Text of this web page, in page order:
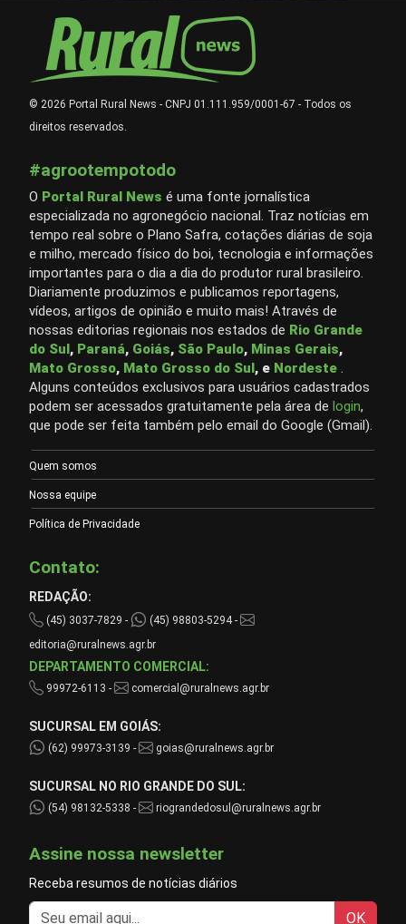
© 2026 Portal Rural News - CNPJ 01.111.959/0001-67 - Todos os
direitos reservados.
#agrootempotodo
O Portal Rural News é uma fonte jornalística
especializada no agronegócio nacional. Traz notícias em
tempo real sobre o Plano Safra, cotações diárias de soja
e milho, mercado físico do boi, tecnologia e informações
importantes para o dia a dia do produtor rural brasileiro.
Diariamente produzimos e publicamos reportagens,
vídeos, artigos de opinião e muito mais! Através de
nossas editorias regionais nos estados de Rio Grande
do Sul, Paraná, Goiás, São Paulo, Minas Gerais,
Mato Grosso, Mato Grosso do Sul, e Nordeste .
Alguns conteúdos exclusivos para usuários cadastrados
podem ser acessados gratuitamente pela área de login,
que pode ser feita também pelo email do Google (Gmail).
Quem somos
Nossa equipe
Política de Privacidade
Contato:
REDAÇÃO:
(45) 3037-7829 -
(45) 98803-5294 -
editoria@ruralnews.agr.br
DEPARTAMENTO COMERCIAL:
99972-6113 - comercial@ruralnews.agr.br
SUCURSAL EM GOIÁS:
(62) 99973-3139 - goias@ruralnews.agr.br
SUCURSAL NO RIO GRANDE DO SUL:
(54) 98132-5338 - riograndedosul@ruralnews.agr.br
Assine nossa newsletter
Receba resumos de notícias diários
OK